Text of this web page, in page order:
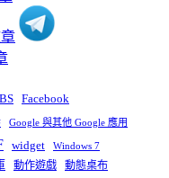
Facebook
Google 與其他 Google 應用
widget Windows 7
動作遊戲 動態桌布